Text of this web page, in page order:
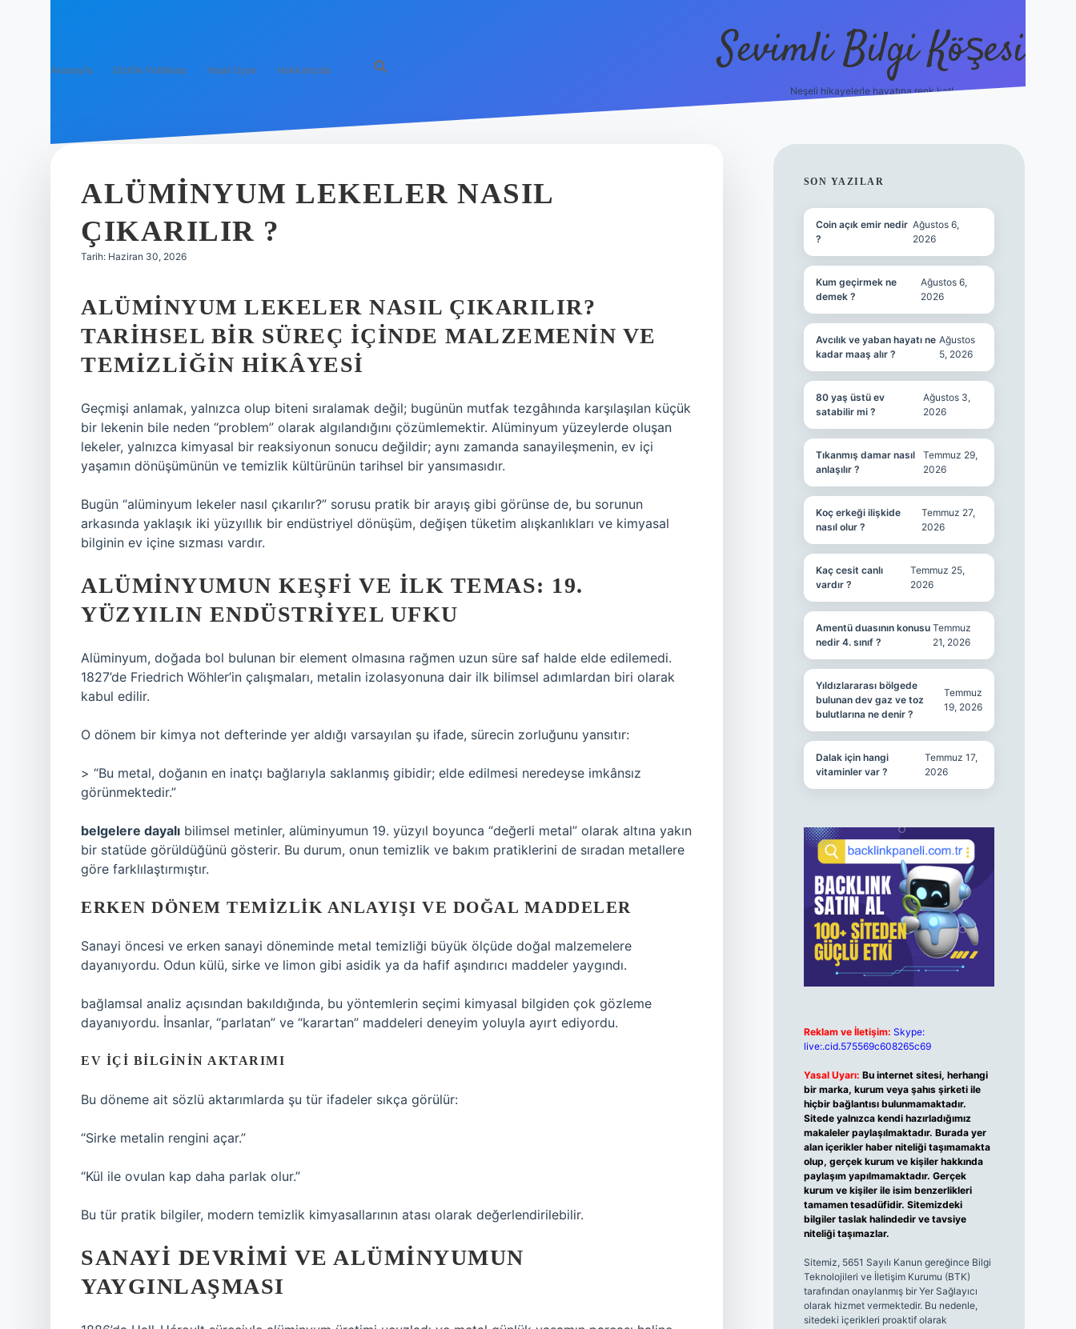
Anasayfa Gizlilik Politikası Yasal Uyarı Hakkımızda Sevimli Bilgi Köşesi
Neşeli hikayelerle hayatına renk kat!
ALÜMINYUM LEKELER NASIL
ÇIKARILIR ?
Tarih: Haziran 30, 2026
ALÜMINYUM LEKELER NASIL ÇIKARILIR?
TARIHSEL BIR SÜREÇ İÇINDE MALZEMENIN VE
TEMIZLIĞIN HIKÂYESI
Geçmişi anlamak, yalnızca olup biteni sıralamak değil; bugünün mutfak tezgâhında karşılaşılan küçük
bir lekenin bile neden “problem” olarak algılandığını çözümlemektir. Alüminyum yüzeylerde oluşan
lekeler, yalnızca kimyasal bir reaksiyonun sonucu değildir; aynı zamanda sanayileşmenin, ev içi
yaşamın dönüşümünün ve temizlik kültürünün tarihsel bir yansımasıdır.
Bugün “alüminyum lekeler nasıl çıkarılır?” sorusu pratik bir arayış gibi görünse de, bu sorunun
arkasında yaklaşık iki yüzyıllık bir endüstriyel dönüşüm, değişen tüketim alışkanlıkları ve kimyasal
bilginin ev içine sızması vardır.
ALÜMINYUMUN KEŞFI VE İLK TEMAS: 19.
YÜZYILIN ENDÜSTRIYEL UFKU
Alüminyum, doğada bol bulunan bir element olmasına rağmen uzun süre saf halde elde edilemedi.
1827’de Friedrich Wöhler’in çalışmaları, metalin izolasyonuna dair ilk bilimsel adımlardan biri olarak
kabul edilir.
O dönem bir kimya not defterinde yer aldığı varsayılan şu ifade, sürecin zorluğunu yansıtır:
> “Bu metal, doğanın en inatçı bağlarıyla saklanmış gibidir; elde edilmesi neredeyse imkânsız
görünmektedir.”
belgelere dayalı bilimsel metinler, alüminyumun 19. yüzyıl boyunca “değerli metal” olarak altına yakın
bir statüde görüldüğünü gösterir. Bu durum, onun temizlik ve bakım pratiklerini de sıradan metallere
göre farklılaştırmıştır.
ERKEN DÖNEM TEMIZLIK ANLAYIŞI VE DOĞAL MADDELER
Sanayi öncesi ve erken sanayi döneminde metal temizliği büyük ölçüde doğal malzemelere
dayanıyordu. Odun külü, sirke ve limon gibi asidik ya da hafif aşındırıcı maddeler yaygındı.
bağlamsal analiz açısından bakıldığında, bu yöntemlerin seçimi kimyasal bilgiden çok gözleme
dayanıyordu. İnsanlar, “parlatan” ve “karartan” maddeleri deneyim yoluyla ayırt ediyordu.
EV İÇI BILGININ AKTARIMI
Bu döneme ait sözlü aktarımlarda şu tür ifadeler sıkça görülür:
“Sirke metalin rengini açar.”
“Kül ile ovulan kap daha parlak olur.”
Bu tür pratik bilgiler, modern temizlik kimyasallarının atası olarak değerlendirilebilir.
SANAYI DEVRIMI VE ALÜMINYUMUN
YAYGINLAŞMASI
SIDEBAR
SON YAZILAR
Coin açık emir nedir
?
Ağustos 6,
2026
Kum geçirmek ne
demek ?
Ağustos 6,
2026
Avcılık ve yaban hayatı ne
kadar maaş alır ?
Ağustos
5, 2026
80 yaş üstü ev
satabilir mi ?
Ağustos 3,
2026
Tıkanmış damar nasıl
anlaşılır ?
Temmuz 29,
2026
Koç erkeği ilişkide
nasıl olur ?
Temmuz 27,
2026
Kaç cesit canlı
vardır ?
Temmuz 25,
2026
Amentü duasının konusu
nedir 4. sınıf ?
Temmuz
21, 2026
Yıldızlararası bölgede
bulunan dev gaz ve toz
bulutlarına ne denir ?
Temmuz
19, 2026
Dalak için hangi
vitaminler var ?
Temmuz 17,
2026
Reklam ve İletişim: Skype:
live:.cid.575569c608265c69
Yasal Uyarı: Bu internet sitesi, herhangi
bir marka, kurum veya şahıs şirketi ile
hiçbir bağlantısı bulunmamaktadır.
Sitede yalnızca kendi hazırladığımız
makaleler paylaşılmaktadır. Burada yer
alan içerikler haber niteliği taşımamakta
olup, gerçek kurum ve kişiler hakkında
paylaşım yapılmamaktadır. Gerçek
kurum ve kişiler ile isim benzerlikleri
tamamen tesadüfidir. Sitemizdeki
bilgiler taslak halindedir ve tavsiye
niteliği taşımazlar.
Sitemiz, 5651 Sayılı Kanun gereğince Bilgi
Teknolojileri ve İletişim Kurumu (BTK)
tarafından onaylanmış bir Yer Sağlayıcı
olarak hizmet vermektedir. Bu nedenle,
sitedeki içerikleri proaktif olarak
hiltonbet güncel giriş